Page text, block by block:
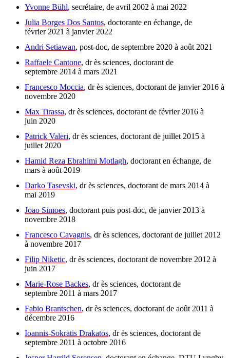
Yvonne Bühl, secrétaire, de avril 2002 à mai 2022
Julia Borges Dos Santos, doctorante en échange, de
février 2021 à janvier 2022
Andri Setiawan, post-doc, de septembre 2020 à août 2021
Raffaele Cantone, dr ès sciences, doctorant de
septembre 2014 à mars 2021
Francesco Moccia, dr ès sciences, doctorant de janvier 2016 à
novembre 2020
Max Tirassa, dr ès sciences, doctorant de février 2016 à
juin 2020
Patrick Valeri, dr ès sciences, doctorant de juillet 2015 à
juillet 2020
Hamid Reza Ebrahimi Motlagh, doctorant en échange, de
mars à août 2019
Darko Tasevski, dr ès sciences, doctorant de mars 2014 à
mai 2019
Joao Simoes, doctorant puis post-doc, de janvier 2013 à
novembre 2018
Francesco Cavagnis, dr ès sciences, doctorant de juillet 2012
à novembre 2017
Filip Niketic, dr ès sciences, doctorant de novembre 2012 à
juin 2017
Marie-Rose Backes, dr ès sciences, doctorant de
septembre 2011 à mars 2017
Fabio Brantschen, dr ès sciences, doctorant de août 2011 à
décembre 2016
Ioannis-Sokratis Drakatos, dr ès sciences, doctorant de
septembre 2011 à octobre 2016